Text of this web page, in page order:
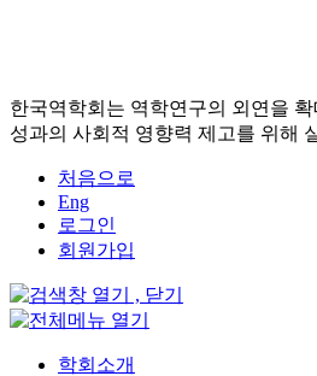
한국역학회는 역학연구의 외연을
성과의 사회적 영향력 제고를 위해
처음으로
Eng
로그인
회원가입
학회소개